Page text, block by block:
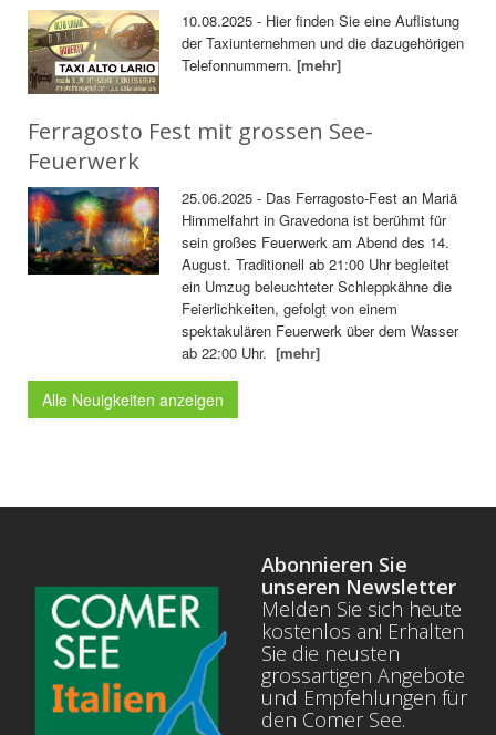
10.08.2025 - Hier finden Sie eine Auflistung
der Taxiunternehmen und die dazugehörigen
Telefonnummern.[mehr]
Ferragosto Fest mit grossen See-
Feuerwerk
25.06.2025 - Das Ferragosto-Fest an Mariä
Himmelfahrt in Gravedona ist berühmt für
sein großes Feuerwerk am Abend des 14.
August. Traditionell ab 21:00 Uhr begleitet
ein Umzug beleuchteter Schleppkähne die
Feierlichkeiten, gefolgt von einem
spektakulären Feuerwerk über dem Wasser
ab 22:00 Uhr.[mehr]
Alle Neuigkeiten anzeigen
Abonnieren Sie
unseren Newsletter
Melden Sie sich heute
kostenlos an! Erhalten
Sie die neusten
grossartigen Angebote
und Empfehlungen für
den Comer See.